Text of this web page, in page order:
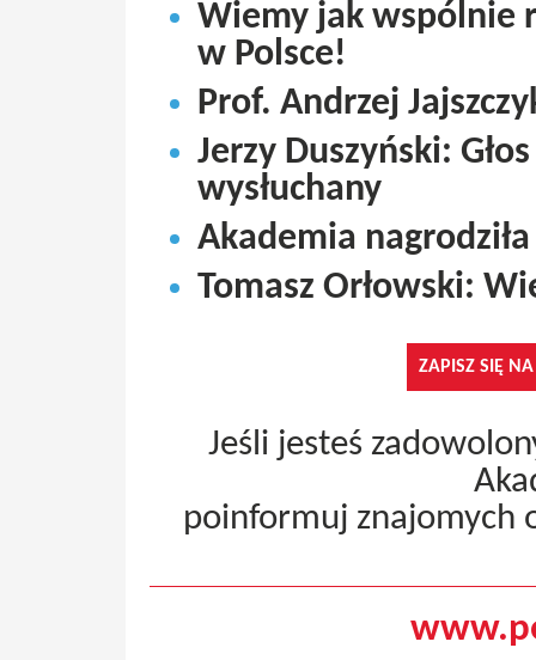
Wiemy jak wspólnie
w Polsce!
Prof. Andrzej
Jerzy Duszyński:
wysłuchany
Akademia
Tomasz Orłowski:
ZAPISZ SIĘ
Jeśli jesteś
poinformuj znajomych